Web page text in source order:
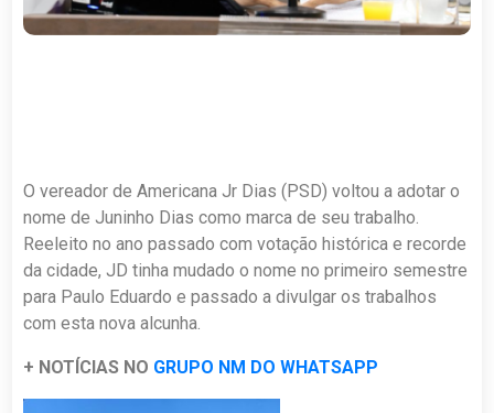
O vereador de Americana Jr Dias (PSD) voltou a adotar o
nome de Juninho Dias como marca de seu trabalho.
Reeleito no ano passado com votação histórica e recorde
da cidade, JD tinha mudado o nome no primeiro semestre
para Paulo Eduardo e passado a divulgar os trabalhos
com esta nova alcunha.
+ NOTÍCIAS NO GRUPO NM DO WHATSAPP